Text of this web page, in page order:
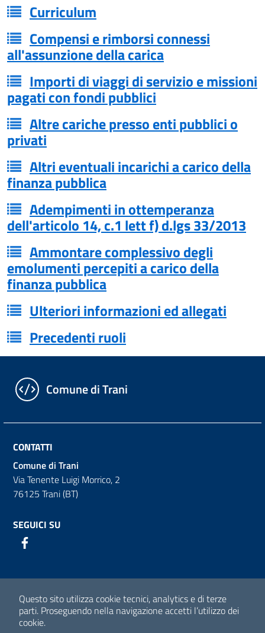
Curriculum
Compensi e rimborsi connessi
all'assunzione della carica
Importi di viaggi di servizio e missioni
pagati con fondi pubblici
Altre cariche presso enti pubblici o
privati
Altri eventuali incarichi a carico della
finanza pubblica
Adempimenti in ottemperanza
dell'articolo 14, c.1 lett f) d.lgs 33/2013
Ammontare complessivo degli
emolumenti percepiti a carico della
finanza pubblica
Ulteriori informazioni ed allegati
Precedenti ruoli
Comune di Trani
CONTATTI
Comune di Trani
Via Tenente Luigi Morrico, 2
76125 Trani (BT)
SEGUICI SU
Sezione Link Utili
Dichiarazione di accessibilità
Privacy policy
Questo sito utilizza cookie tecnici, analytics e di terze
parti. Proseguendo nella navigazione accetti l’utilizzo dei
cookie.